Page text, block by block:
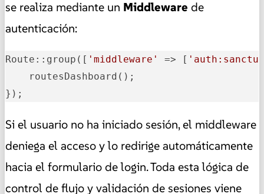
se realiza mediante un Middleware de
autenticación:
Route::group([ 'middleware' => [
    routesDashboard();
});
Si el usuario no ha iniciado sesión, el middleware
deniega el acceso y lo redirige automáticamente
hacia el formulario de login. Toda esta lógica de
control de flujo y validación de sesiones viene